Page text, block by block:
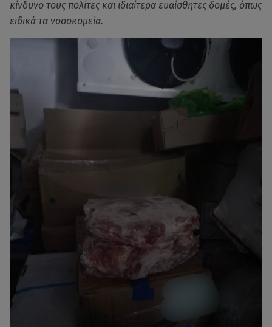
κίνδυνο τους πολίτες και ιδιαίτερα ευαίσθητες δομές, όπως
ειδικά τα νοσοκομεία.